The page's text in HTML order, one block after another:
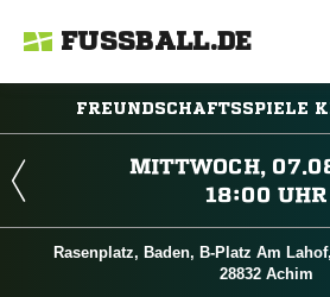
FUSSBALL.DE
FREUNDSCHAFTSSPIELE

 
Rasenplatz, Baden, B-Platz Am
28832 Achim